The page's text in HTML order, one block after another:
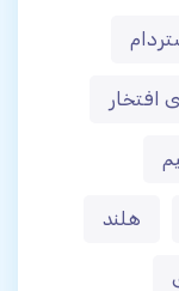
افتخار
هلند